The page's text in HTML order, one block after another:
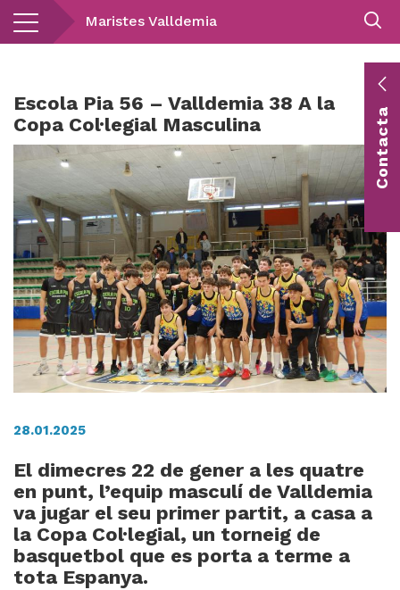
Vés
Maristes Valldemia
Escola Pia 56 – Valldemia 38 A la
Copa Col·legial Masculina
28.01.2025
El dimecres 22 de gener a les quatre
en punt, l’equip masculí de Valldemia
va jugar el seu primer partit, a casa a
la Copa Col·legial, un torneig de
basquetbol que es porta a terme a
tota Espanya.
Contacta